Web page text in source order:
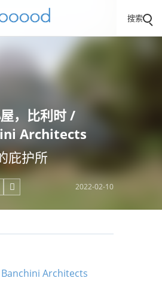
搜索
，比利时 /
Architects
庇护所
 2022-02-10
Architects